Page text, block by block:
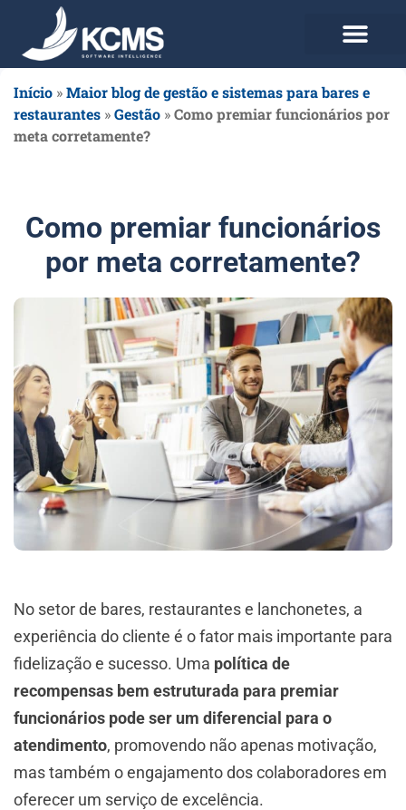
Início »Maior blog de gestão e sistemas para bares e
restaurantes »Gestão »Como premiar funcionários por
meta corretamente?
Como premiar funcionários
por meta corretamente?
No setor de bares, restaurantes e lanchonetes, a
experiência do cliente é o fator mais importante para
fidelização e sucesso. Uma política de
recompensas bem estruturada para premiar
funcionários pode ser um diferencial para o
atendimento, promovendo não apenas motivação,
mas também o engajamento dos colaboradores em
oferecer um serviço de excelência.